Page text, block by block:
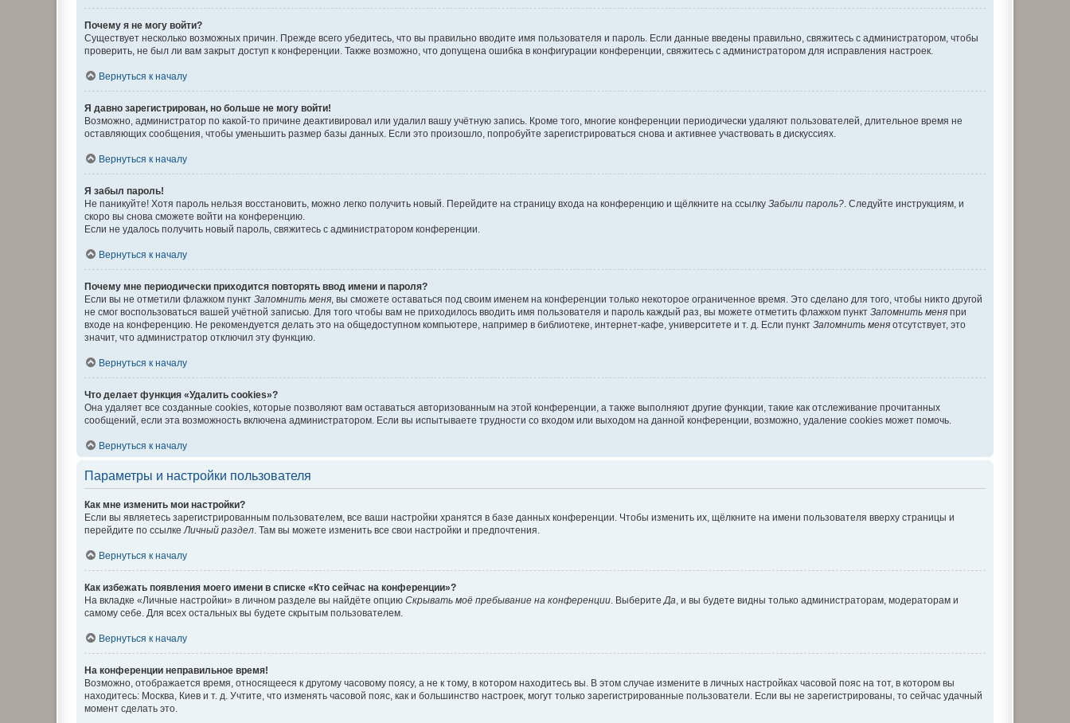
Почему я не могу войти?
Существует несколько возможных причин. Прежде всего убедитесь, что вы правильно вводите имя пользователя и пароль. Если данные введены правильно, свяжитесь с администратором, чтобы
проверить, не был ли вам закрыт доступ к конференции. Также возможно, что допущена ошибка в конфигурации конференции, свяжитесь с администратором для исправления настроек.
Вернуться к началу
Я давно зарегистрирован, но больше не могу войти!
Возможно, администратор по какой-то причине деактивировал или удалил вашу учётную запись. Кроме того, многие конференции периодически удаляют пользователей, длительное время не
оставляющих сообщения, чтобы уменьшить размер базы данных. Если это произошло, попробуйте зарегистрироваться снова и активнее участвовать в дискуссиях.
Вернуться к началу
Я забыл пароль!
Не паникуйте! Хотя пароль нельзя восстановить, можно легко получить новый. Перейдите на страницу входа на конференцию и щёлкните на ссылку Забыли пароль?. Следуйте инструкциям, и
скоро вы снова сможете войти на конференцию.
Если не удалось получить новый пароль, свяжитесь с администратором конференции.
Вернуться к началу
Почему мне периодически приходится повторять ввод имени и пароля?
Если вы не отметили флажком пункт Запомнить меня, вы сможете оставаться под своим именем на конференции только некоторое ограниченное время. Это сделано для того, чтобы никто другой
не смог воспользоваться вашей учётной записью. Для того чтобы вам не приходилось вводить имя пользователя и пароль каждый раз, вы можете отметить флажком пункт Запомнить меня при
входе на конференцию. Не рекомендуется делать это на общедоступном компьютере, например в библиотеке, интернет-кафе, университете и т. д. Если пункт Запомнить меня отсутствует, это
значит, что администратор отключил эту функцию.
Вернуться к началу
Что делает функция «Удалить cookies»?
Она удаляет все созданные cookies, которые позволяют вам оставаться авторизованным на этой конференции, а также выполняют другие функции, такие как отслеживание прочитанных
сообщений, если эта возможность включена администратором. Если вы испытываете трудности со входом или выходом на данной конференции, возможно, удаление cookies может помочь.
Вернуться к началу
Параметры и настройки пользователя
Как мне изменить мои настройки?
Если вы являетесь зарегистрированным пользователем, все ваши настройки хранятся в базе данных конференции. Чтобы изменить их, щёлкните на имени пользователя вверху страницы и
перейдите по ссылкеЛичный раздел. Там вы можете изменить все свои настройки и предпочтения.
Вернуться к началу
Как избежать появления моего имени в списке «Кто сейчас на конференции»?
На вкладке «Личные настройки» в личном разделе вы найдёте опцию Скрывать моё пребывание на конференции. ВыберитеДа, и вы будете видны только администраторам, модераторам и
самому себе. Для всех остальных вы будете скрытым пользователем.
Вернуться к началу
На конференции неправильное время!
Возможно, отображается время, относящееся к другому часовому поясу, а не к тому, в котором находитесь вы. В этом случае измените в личных настройках часовой пояс на тот, в котором вы
находитесь: Москва, Киев и т. д. Учтите, что изменять часовой пояс, как и большинство настроек, могут только зарегистрированные пользователи. Если вы не зарегистрированы, то сейчас удачный
момент сделать это.